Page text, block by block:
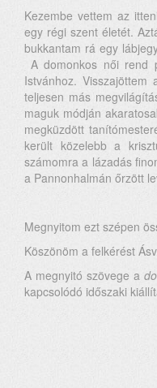
Kezembe vettem az
egy régi szent életét.
bukkantam rá egy
A domonkos női rend
Istvánhoz.
teljesen más
maguk módján
megküzdött
került közelebb a
számomra a lázadás
a Pannonhalmán őrzött
Megnyitom ezt szépen
Köszönöm a felkérést
A megnyitó szövege a
kapcsolódó időszaki